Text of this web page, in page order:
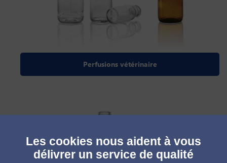
Perfusions vétérinaire
Les cookies nous aident à vous
délivrer un service de qualité